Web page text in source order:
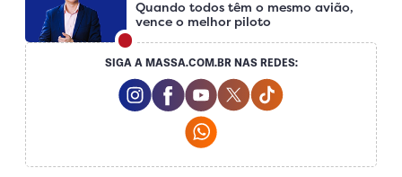
Quando todos têm o mesmo avião,
vence o melhor piloto
SIGA A MASSA.COM.BR NAS REDES:
Instagram Social Media
Facebook Social Media
Youtube Social Media
Twitter Social Media
Tiktok Social
Whatsapp Social Media